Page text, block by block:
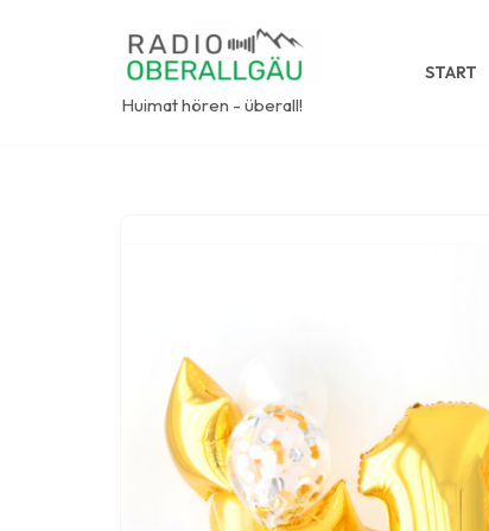
Huimat hören - überall!
START